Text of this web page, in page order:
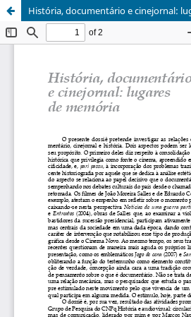
História, documentário e cinejornal: